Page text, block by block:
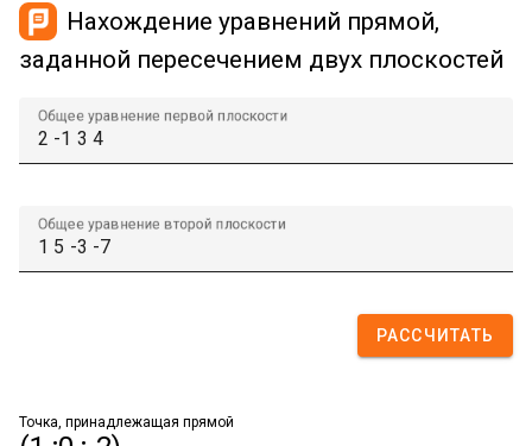
Нахождение уравнений прямой,
заданной пересечением двух плоскостей
Общее уравнение первой плоскости
Общее уравнение второй плоскости
РАССЧИТАТЬ
Точка, принадлежащая прямой